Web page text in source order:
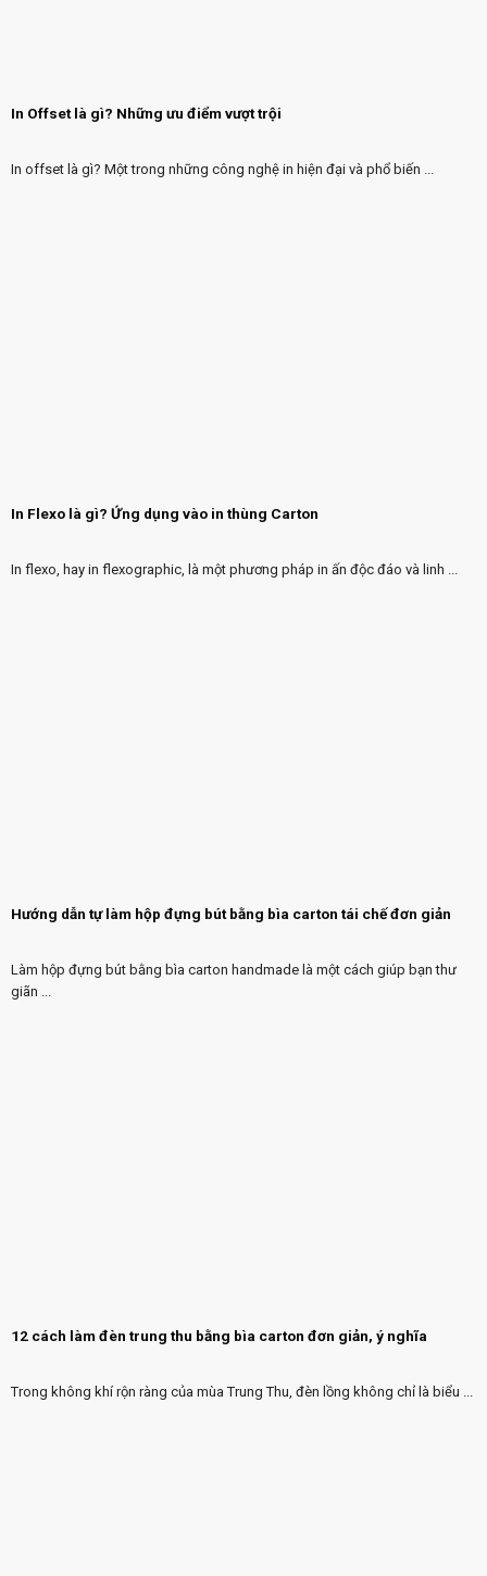
In Offset là gì? Những ưu điểm vượt trội
In offset là gì? Một trong những công nghệ in hiện đại và phổ biến ...
In Flexo là gì? Ứng dụng vào in thùng Carton
In flexo, hay in flexographic, là một phương pháp in ấn độc đáo và linh ...
Hướng dẫn tự làm hộp đựng bút bằng bìa carton tái chế đơn giản
Làm hộp đựng bút bằng bìa carton handmade là một cách giúp bạn thư
giãn ...
12 cách làm đèn trung thu bằng bìa carton đơn giản, ý nghĩa
Trong không khí rộn ràng của mùa Trung Thu, đèn lồng không chỉ là biểu ...